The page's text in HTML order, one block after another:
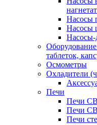
Насосы
Насосы
Насосы-
Оборудование
таблеток,
Осмометры
Охладители
Печи
Печи
Печи
Печи